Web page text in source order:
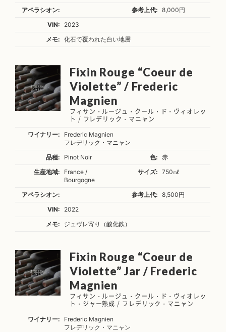
アペラシオン: 参考上代:
8,000円
VIN:
2023
メモ:
化石で覆われた白い地層
Fixin Rouge “Coeur de
Violette” / Frederic
Magnien
フィサン・ルージュ・クール・ド・ヴィオレッ
ト / フレデリック・マニャン
ワイナリー:
Frederic Magnien
フレデリック・マニャン
品種:
Pinot Noir 色:
赤
生産地域:
France /
Bourgogne
サイズ: 750㎖
アペラシオン: 参考上代:
8,500円
VIN:
2022
メモ:
ジュヴレ寄り（酸化鉄）
Fixin Rouge “Coeur de
Violette” Jar / Frederic
Magnien
フィサン・ルージュ・クール・ド・ヴィオレッ
ト・ジャー熟成 / フレデリック・マニャン
ワイナリー:
Frederic Magnien
フレデリック・マニャン